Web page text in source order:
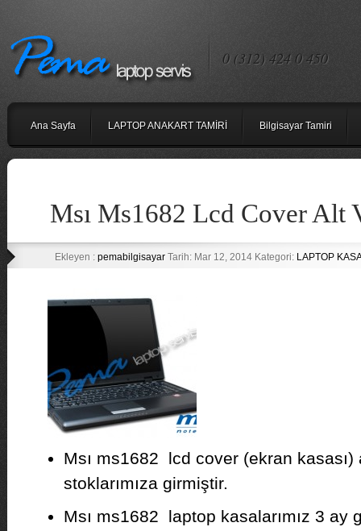
0 (312) 424 0 450
Ana Sayfa LAPTOP ANAKART TAMİRİ Bilgisayar Tamiri
Msı Ms1682 Lcd Cover Alt
Ekleyen : pemabilgisayarTarih: Mar 12, 2014 Kategori: LAPTOP
Msı ms1682 lcd cover (ekran
stoklarımıza girmiştir.
Msı ms1682 laptop kasalarımız 3 ay